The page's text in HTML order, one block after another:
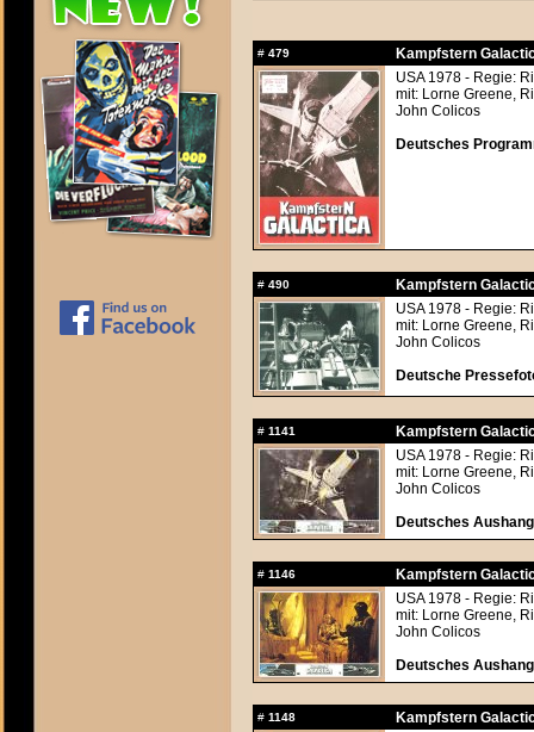
# 479
Kampfstern
USA 1978 - Regie:
mit: Lorne Greene,
John Colicos
Deutsches
# 490
Kampfstern
USA 1978 - Regie:
mit: Lorne Greene,
John Colicos
Deutsche
# 1141
Kampfstern
USA 1978 - Regie:
mit: Lorne Greene,
John Colicos
Deutsches
# 1146
Kampfstern
USA 1978 - Regie:
mit: Lorne Greene,
John Colicos
Deutsches
# 1148
Kampfstern